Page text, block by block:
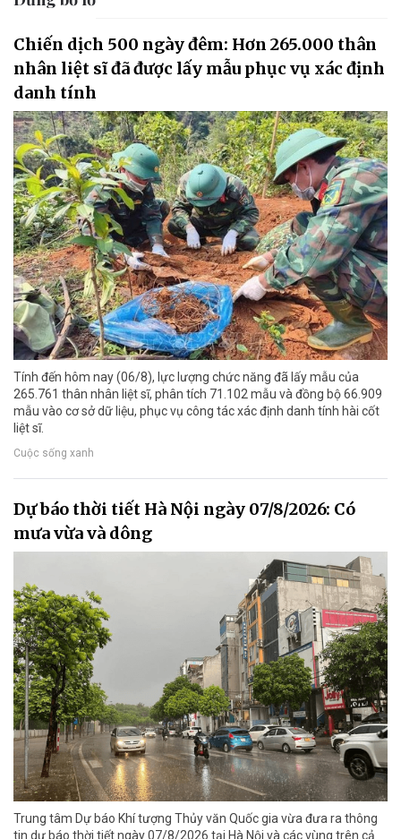
Chiến dịch 500 ngày đêm: Hơn 265.000 thân
nhân liệt sĩ đã được lấy mẫu phục vụ xác định
danh tính
Tính đến hôm nay (06/8), lực lượng chức năng đã lấy mẫu của
265.761 thân nhân liệt sĩ, phân tích 71.102 mẫu và đồng bộ 66.909
mẫu vào cơ sở dữ liệu, phục vụ công tác xác định danh tính hài cốt
liệt sĩ.
Cuộc sống xanh
Dự báo thời tiết Hà Nội ngày 07/8/2026: Có
mưa vừa và dông
Trung tâm Dự báo Khí tượng Thủy văn Quốc gia vừa đưa ra thông
tin dự báo thời tiết ngày 07/8/2026 tại Hà Nội và các vùng trên cả